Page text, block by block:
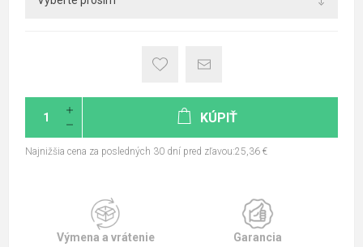
KÚPIŤ
Najnižšia cena za posledných 30 dní pred zľavou:25,36 €
Výmena a vrátenie
Garancia